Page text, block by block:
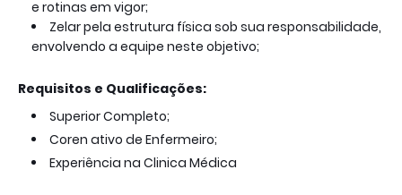
e rotinas em vigor;
Zelar pela estrutura física sob sua responsabilidade,
envolvendo a equipe neste objetivo;
Requisitos e Qualificações:
Superior Completo;
Coren ativo de Enfermeiro;
Experiência na Clinica Médica